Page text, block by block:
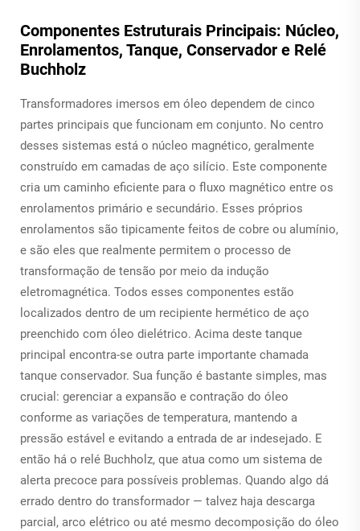
Componentes Estruturais Principais: Núcleo,
Enrolamentos, Tanque, Conservador e Relé
Buchholz
Transformadores imersos em óleo dependem de cinco
partes principais que funcionam em conjunto. No centro
desses sistemas está o núcleo magnético, geralmente
construído em camadas de aço silício. Este componente
cria um caminho eficiente para o fluxo magnético entre os
enrolamentos primário e secundário. Esses próprios
enrolamentos são tipicamente feitos de cobre ou alumínio,
e são eles que realmente permitem o processo de
transformação de tensão por meio da indução
eletromagnética. Todos esses componentes estão
localizados dentro de um recipiente hermético de aço
preenchido com óleo dielétrico. Acima deste tanque
principal encontra-se outra parte importante chamada
tanque conservador. Sua função é bastante simples, mas
crucial: gerenciar a expansão e contração do óleo
conforme as variações de temperatura, mantendo a
pressão estável e evitando a entrada de ar indesejado. E
então há o relé Buchholz, que atua como um sistema de
alerta precoce para possíveis problemas. Quando algo dá
errado dentro do transformador — talvez haja descarga
parcial, arco elétrico ou até mesmo decomposição do óleo